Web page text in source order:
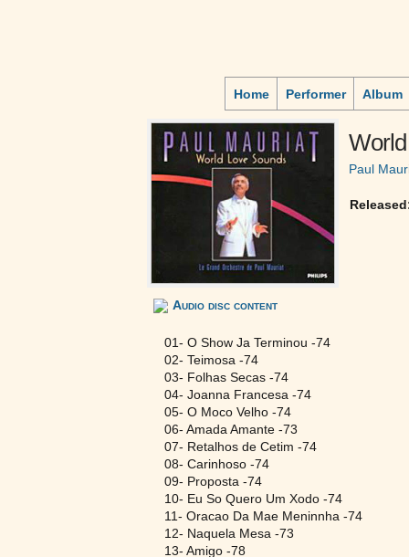
Home Performer Album
Paul
Audio disc content
01- O Show Ja Terminou -74
02- Teimosa -74
03- Folhas Secas -74
04- Joanna Francesa -74
05- O Moco Velho -74
06- Amada Amante -73
07- Retalhos de Cetim -74
08- Carinhoso -74
09- Proposta -74
10- Eu So Quero Um Xodo -74
11- Oracao Da Mae Meninnha -74
12- Naquela Mesa -73
13- Amigo -78